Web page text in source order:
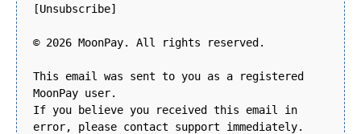
[Unsubscribe]
© 2026 MoonPay. All rights reserved.
This email was sent to you as a registered
MoonPay user.
If you believe you received this email in
error, please contact support immediately.